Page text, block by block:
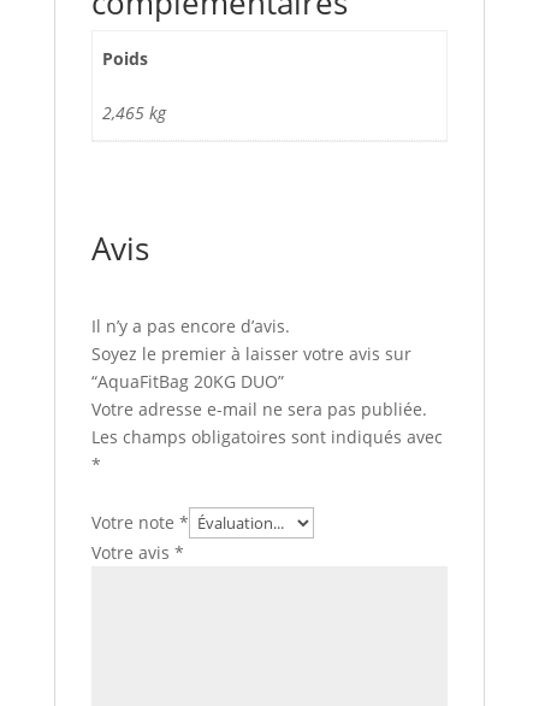
Poids
2,465 kg
Avis
Il n’y a pas encore d’avis.
Soyez le premier à laisser votre avis sur
“AquaFitBag 20KG DUO”
Votre adresse e-mail ne sera pas publiée.
Les champs obligatoires sont indiqués avec
*
Votre note *
Votre avis *